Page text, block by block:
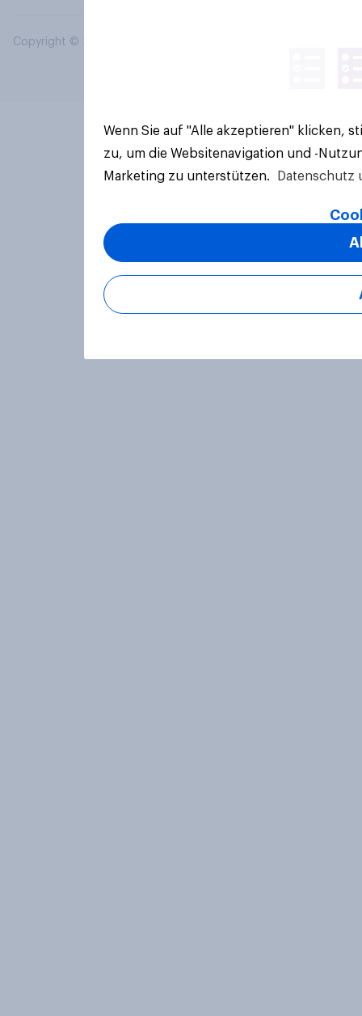
Copyright © 2026 YouGov PLC. Alle Rechte vorbehalten.
Wenn Sie auf "Alle akzeptieren" klicken,
zu, um die Websitenavigation und -
Marketing zu unterstützen.
Datenschutz